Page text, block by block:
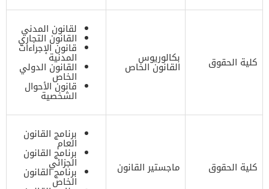
كلية الحقوق بكالوريوس
القانون الخاص
لقانون المدني
القانون التجاري
قانون الإجراءات
المدنية
القانون الدولي
الخاص
قانون الأحوال
الشخصية
كلية الحقوق ماجستير القانون
برنامج القانون
العام
برنامج القانون
الجزائي
برنامج القانون
الخاص